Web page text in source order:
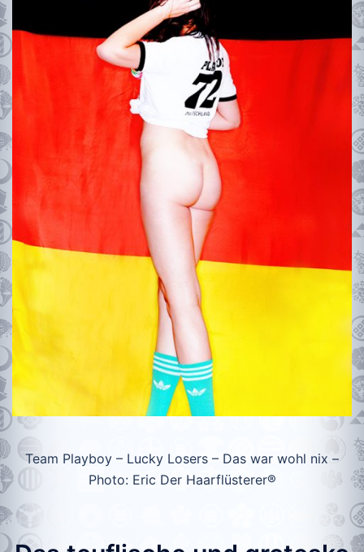
Team Playboy – Lucky Losers – Das war wohl nix –
Photo: Eric Der Haarflüsterer®